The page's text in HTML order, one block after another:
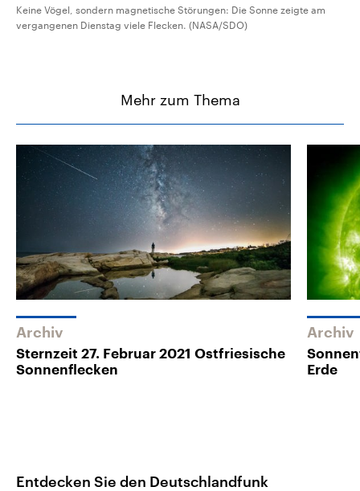
Keine Vögel, sondern magnetische Störungen: Die Sonne zeigte am
vergangenen Dienstag viele Flecken. (NASA/SDO)
Mehr zum Thema
Archiv
Sternzeit 27. Februar 2021 Ostfriesische
Sonnenflecken
Archiv
Erde
Entdecken Sie den Deutschlandfunk